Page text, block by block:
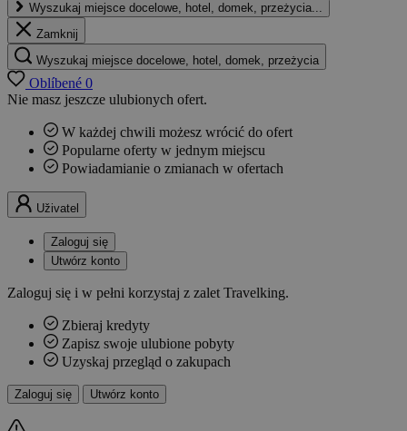
Wyszukaj miejsce docelowe, hotel, domek, przeżycia...
Zamknij
Wyszukaj miejsce docelowe, hotel, domek, przeżycia
Oblíbené 0
Nie masz jeszcze ulubionych ofert.
W każdej chwili możesz wrócić do ofert
Popularne oferty w jednym miejscu
Powiadamianie o zmianach w ofertach
Uživatel
Zaloguj się
Utwórz konto
Zaloguj się i w pełni korzystaj z zalet Travelking.
Zbieraj kredyty
Zapisz swoje ulubione pobyty
Uzyskaj przegląd o zakupach
Zaloguj się Utwórz konto